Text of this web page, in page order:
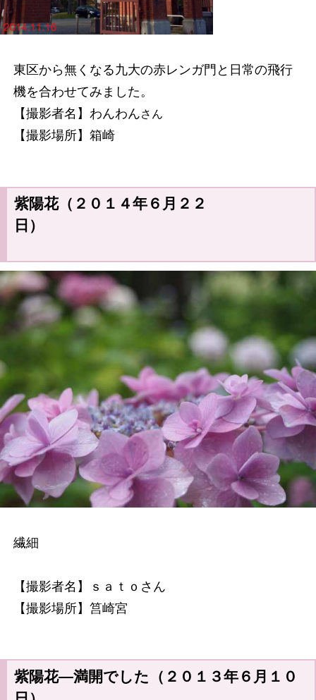
東区から無くなる九大の赤レンガ門と日常の飛行
機を合わせてみました。
【撮影者名】わんわんさん
【撮影場所】箱崎
紫陽花（２０１４年６月２２
日）
繊細
【撮影者名】ｓａｔｏさん
【撮影場所】筥崎宮
紫陽花―満開でした（２０１３年６月１０